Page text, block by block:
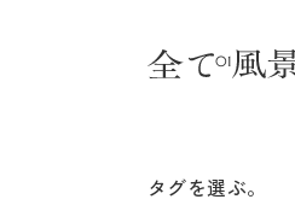
タグを選ぶ。